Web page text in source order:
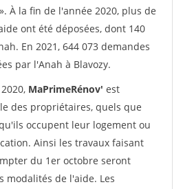
À la fin de l'année 2020, plus de
ont été déposées, dont 140
En 2021, 644 073 demandes
par l'Anah à Blavozy.
MaPrimeRénov' est
des propriétaires, quels que
occupent leur logement ou
Ainsi les travaux faisant
du 1er octobre seront
modalités de l'aide. Les